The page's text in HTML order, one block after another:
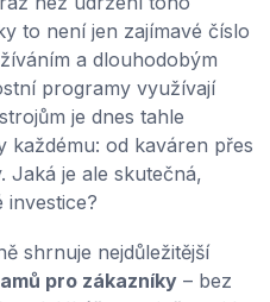
to není jen zajímavé číslo
a dlouhodobým
programy využívají
je dnes tahle
každému: od kaváren přes
Jaká je ale skutečná,
investice?
shrnuje nejdůležitější
pro zákazníky – bez